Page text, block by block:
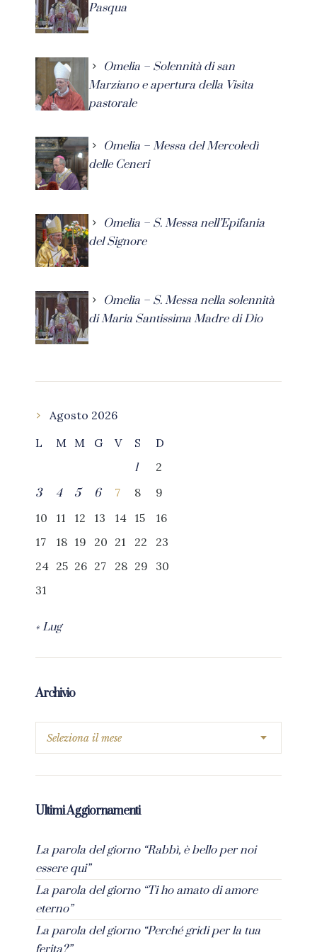
Pasqua
Omelia – Solennità di san
Marziano e apertura della Visita
pastorale
Omelia – Messa del Mercoledì
delle Ceneri
Omelia – S. Messa nell’Epifania
del Signore
Omelia – S. Messa nella solennità
di Maria Santissima Madre di Dio
Agosto 2026
L
M M G V S
D
1
2
3
4 5 6 7 8
9
10
11 12 13 14 15
16
17
18 19 20 21 22
23
24 25 26 27 28 29
30
31
« Lug
Archivio
Ultimi Aggiornamenti
La parola del giorno “Rabbì, è bello per noi
essere qui”
La parola del giorno “Ti ho amato di amore
eterno”
La parola del giorno “Perché gridi per la tua
ferita?”